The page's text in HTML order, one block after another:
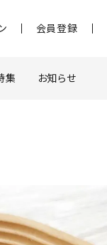
会員登録
マシーン
り・わけあり商品
集 お知らせ